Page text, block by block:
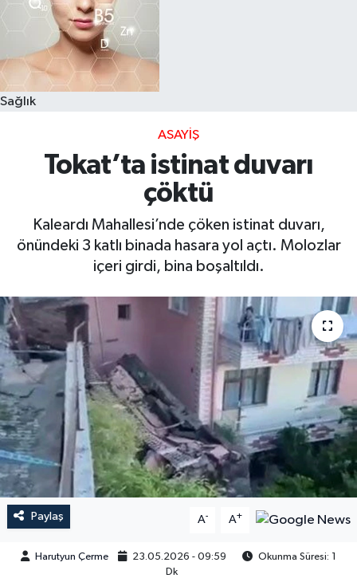
Sağlık
ASAYIŞ
Tokat’ta istinat duvarı
çöktü
Kaleardı Mahallesi’nde çöken istinat duvarı,
önündeki 3 katlı binada hasara yol açtı. Molozlar
içeri girdi, bina boşaltıldı.
Paylaş A- A+
Harutyun Çerme 23.05.2026 - 09:59
Okunma Süresi: 1
Dk